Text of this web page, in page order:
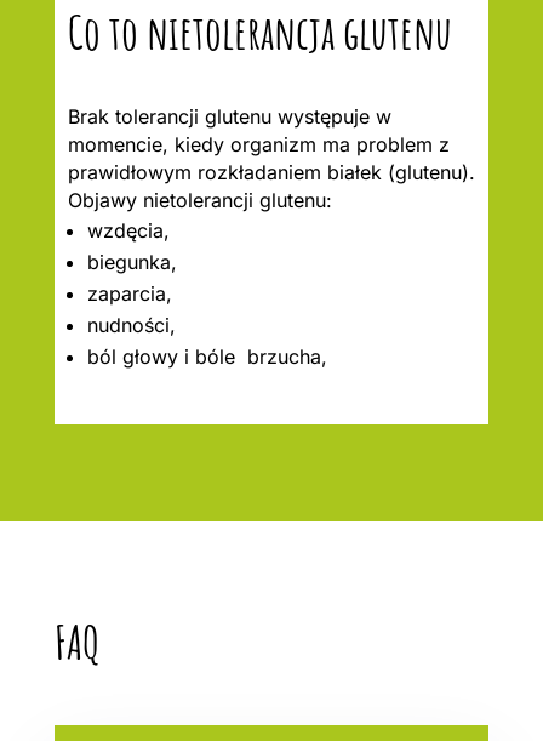
Co to nietolerancja glutenu
Brak tolerancji glutenu występuje w
momencie, kiedy organizm ma problem z
prawidłowym rozkładaniem białek (glutenu).
Objawy nietolerancji glutenu:
wzdęcia,
biegunka,
zaparcia,
nudności,
ból głowy i bóle brzucha,
FAQ